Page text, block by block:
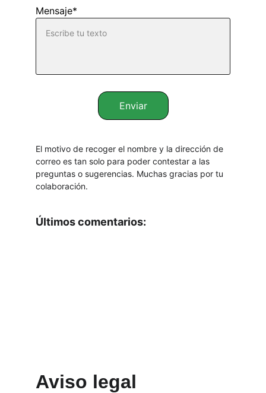
Mensaje*
Enviar
Últimos comentarios:
El motivo de recoger el nombre y la dirección de
correo es tan solo para poder contestar a las
preguntas o sugerencias. Muchas gracias por tu
colaboración.
Aviso legal